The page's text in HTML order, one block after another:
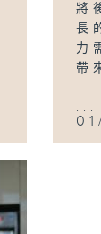
將
長
力
帶
...